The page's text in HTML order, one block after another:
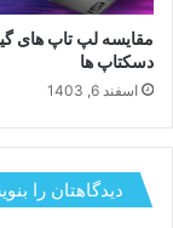
مقایسه لپ تاپ های
دسکتاپ ها
اسفند 6, 1403
دیدگاهتان را